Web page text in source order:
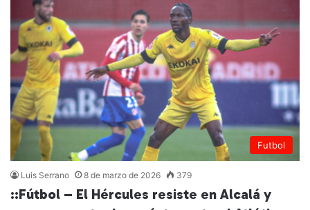
Futbol
Luis Serrano 8 de marzo de 2026 379
::Fútbol – El Hércules resiste en Alcalá y